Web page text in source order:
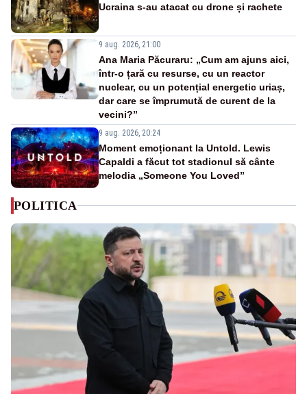
Ucraina s-au atacat cu drone și rachete
9 aug. 2026, 21:00
Ana Maria Păcuraru: „Cum am ajuns aici,
într-o țară cu resurse, cu un reactor
nuclear, cu un potențial energetic uriaș,
dar care se împrumută de curent de la
vecini?”
9 aug. 2026, 20:24
Moment emoționant la Untold. Lewis
Capaldi a făcut tot stadionul să cânte
melodia „Someone You Loved”
POLITICA